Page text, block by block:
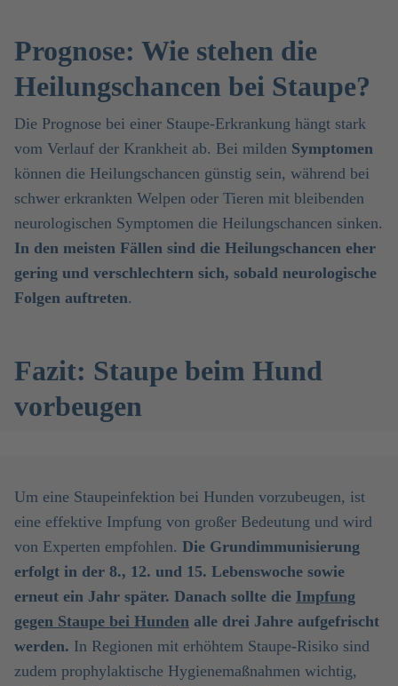
Prognose: Wie stehen die
Heilungschancen bei Staupe?
Die Prognose bei einer Staupe-Erkrankung hängt stark
vom Verlauf der Krankheit ab. Bei milden Symptomen
können die Heilungschancen günstig sein, während bei
schwer erkrankten Welpen oder Tieren mit bleibenden
neurologischen Symptomen die Heilungschancen sinken.
In den meisten Fällen sind die Heilungschancen eher
gering und verschlechtern sich, sobald neurologische
Folgen auftreten.
Fazit: Staupe beim Hund
vorbeugen
Um eine Staupeinfektion bei Hunden vorzubeugen, ist
eine effektive Impfung von großer Bedeutung und wird
von Experten empfohlen. Die Grundimmunisierung
erfolgt in der 8., 12. und 15. Lebenswoche sowie
erneut ein Jahr später. Danach sollte die Impfung
gegen Staupe bei Hunden alle drei Jahre aufgefrischt
werden. In Regionen mit erhöhtem Staupe-Risiko sind
zudem prophylaktische Hygienemaßnahmen wichtig,